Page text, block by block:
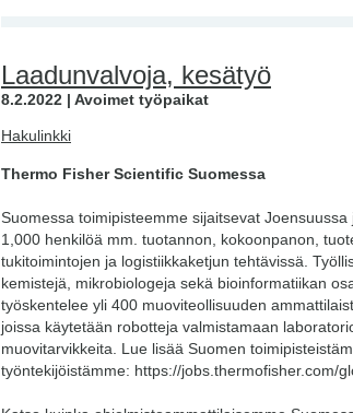
Laadunvalvoja, kesätyö
8.2.2022 | Avoimet työpaikat
Hakulinkki
Thermo Fisher Scientific Suomessa
Suomessa toimipisteemme sijaitsevat
1,000 henkilöä mm. tuotannon, kokoonpanon,
tukitoimintojen ja logistiikkaketjun tehtävissä.
kemistejä, mikrobiologeja sekä bioinformatiikan
työskentelee yli 400 muoviteollisuuden
joissa käytetään robotteja valmistamaan
muovitarvikkeita. Lue lisää Suomen
työntekijöistämme: https://jobs.thermofisher.com/